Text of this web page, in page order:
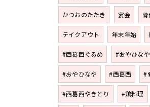
かつおのたたき 宴会
テイクアウト 年末年始
#西葛西ぐるめ #おやひな
#おやひなや #西葛西 #
#西葛西やきとり #鶏料理